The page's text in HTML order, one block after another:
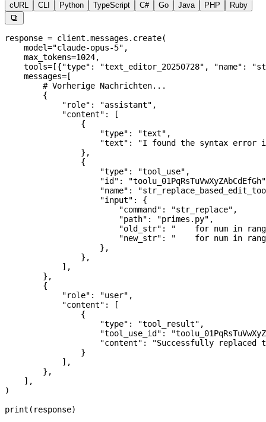
cURL CLI Python TypeScript C# Go Java PHP Ruby

response = client.messages.create(
    model
="claude-opus-5" ,
    max_tokens
=1024,
    tools
= [{"type" : "text_editor_20250728" , "name" :
    messages
= [
        # Vorherige Nachrichten...
        {
            "role"
: "assistant" ,
            "content"
: [
                {
                    "type"
: "text" ,
                    "text"
:
"I found the syntax error
                },
                {
                    "type"
: "tool_use" ,
                    "id"
:
"toolu_01PqRsTuVwXyZAbCdEfGh"
                    "name"
:
                    "input"
: {
                        "command"
: "str_replace" ,
                        "path"
: "primes.py" ,
                        "old_str"
:
"    for num in
                        "new_str"
:
"    for num in
                    },
                },
            ],
        },
        {
            "role"
: "user" ,
            "content"
: [
                {
                    "type"
: "tool_result" ,
                    "tool_use_id"
:
                    "content"
:
"Successfully
                }
            ],
        },
    ],
)
print (response)